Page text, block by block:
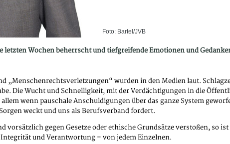
Foto: Bartel/JVB
Wochen beherrscht und tiefgreifende Emotionen und
wurden in den Medien laut.
Die Wucht und Schnelligkeit, mit der Verdächtigungen in die
wenn pauschale Anschuldigungen über das ganze System
weckt und uns als Berufsverband fordert.
vorsätzlich gegen Gesetze oder ethische Grundsätze verstoßen, so
und Verantwortung – von jedem Einzelnen.